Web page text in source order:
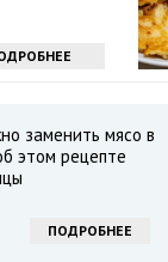
заменить мясо в
этом рецепте
ПОДРОБНЕЕ